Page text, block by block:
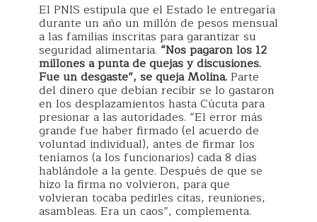
El PNIS estipula que el Estado le entregaría
durante un año un millón de pesos mensual
a las familias inscritas para garantizar su
seguridad alimentaria. “Nos pagaron los 12
millones a punta de quejas y discusiones.
Fue un desgaste”, se queja Molina.Parte
del dinero que debían recibir se lo gastaron
en los desplazamientos hasta Cúcuta para
presionar a las autoridades. “El error más
grande fue haber firmado (el acuerdo de
voluntad individual), antes de firmar los
teníamos (a los funcionarios) cada 8 días
hablándole a la gente. Después de que se
hizo la firma no volvieron, para que
volvieran tocaba pedirles citas, reuniones,
asambleas. Era un caos”, complementa.